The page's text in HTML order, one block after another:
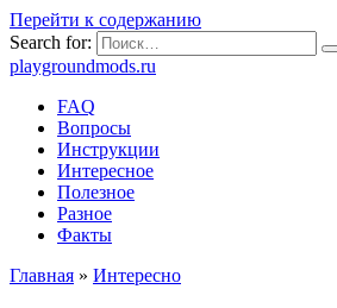
Перейти к содержанию
Search for:
playgroundmods.ru
FAQ
Вопросы
Инструкции
Интересное
Полезное
Разное
Факты
Главная » Интересно